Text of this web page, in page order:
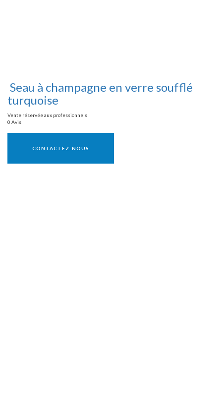
Seau à champagne en verre soufflé
turquoise
Vente réservée aux professionnels
0 Avis
CONTACTEZ-NOUS